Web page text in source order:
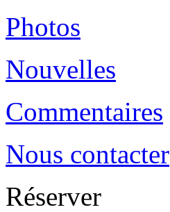
Photos
Nouvelles
Commentaires
Nous contacter
Réserver